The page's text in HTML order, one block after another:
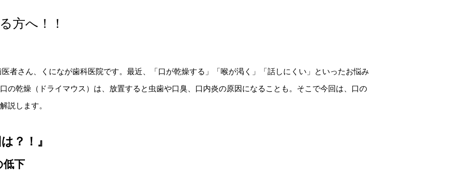
方へ！！
者さん、くになが歯科医院です。最近、「口が乾燥する」「喉が渇く」「話しにくい」といったお悩み
の乾燥（ドライマウス）は、放置すると虫歯や口臭、口内炎の原因になることも。そこで今回は、口の
説します。
？！』
低下